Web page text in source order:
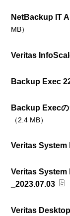
NetBackup IT
MB）
Veritas
Backup Exec
Backup Exec
（2.4 MB）
Veritas System
Veritas System
_2023.07.03
Veritas